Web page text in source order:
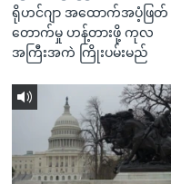
ရိုဟင်ဂျာ အထောက်အပံ့ဖြတ်
တောက်မှု ဟန့်တားဖို့ ကုလ
အကြီးအကဲ ကြိုးပမ်းမည်